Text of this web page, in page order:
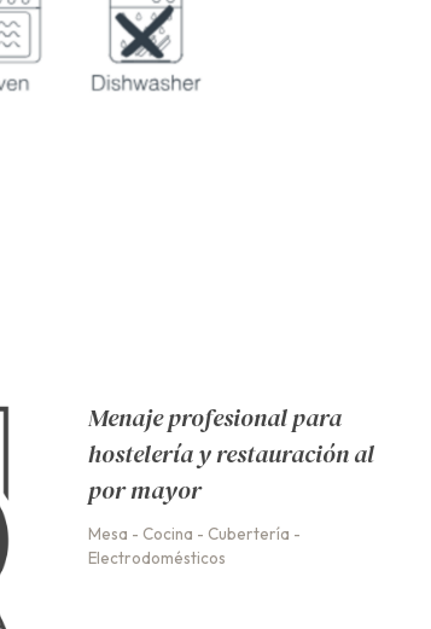
Menaje profesional para
hostelería y restauración al
por mayor
Mesa - Cocina - Cubertería -
Electrodomésticos